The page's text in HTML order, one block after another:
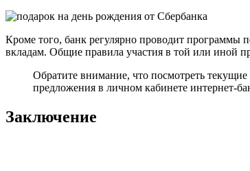
Кроме того, банк регулярно проводит
вкладам. Общие правила участия в той или иной
Обратите внимание, что посмотреть
предложения в личном кабинете интернет-
Заключение